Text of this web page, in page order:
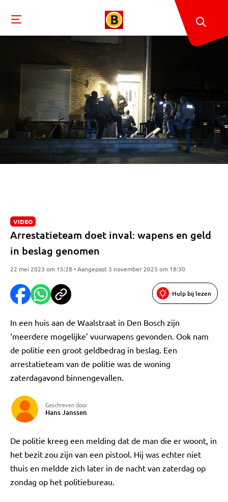
VIDEO
Arrestatieteam doet inval: wapens en geld
in beslag genomen
22 mei 2023 om 15:28 • Aangepast 3 november 2025 om 18:30
Hulp bij lezen
In een huis aan de Waalstraat in Den Bosch zijn
‘meerdere mogelijke’ vuurwapens gevonden. Ook nam
de politie een groot geldbedrag in beslag. Een
arrestatieteam van de politie was de woning
zaterdagavond binnengevallen.
Geschreven door
Hans Janssen
De politie kreeg een melding dat de man die er woont, in
het bezit zou zijn van een pistool. Hij was echter niet
thuis en meldde zich later in de nacht van zaterdag op
zondag op het politiebureau.